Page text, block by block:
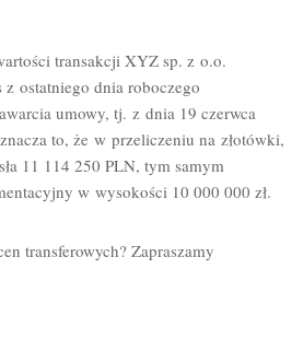
transakcji XYZ sp. z o.o.
z ostatniego dnia roboczego
umowy, tj. z dnia 19 czerwca
to, że w przeliczeniu na złotówki,
11 114 250 PLN, tym samym
w wysokości 10 000 000 zł.
transferowych? Zapraszamy